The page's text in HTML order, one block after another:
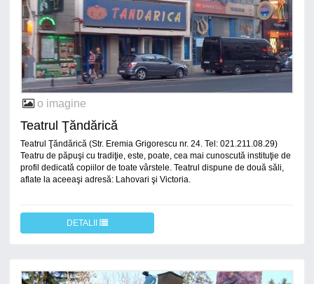
o imagine
Teatrul Ţăndărică
Teatrul Ţăndărică (Str. Eremia Grigorescu nr. 24. Tel: 021.211.08.29)
Teatru de păpuşi cu tradiţie, este, poate, cea mai cunoscută instituţie de
profil dedicată copiilor de toate vârstele. Teatrul dispune de două săli,
aflate la aceeaşi adresă: Lahovari şi Victoria.
DETALII